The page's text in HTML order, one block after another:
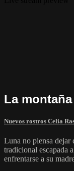
La montaña
Nuevos rostros Celia
Luna no piensa dejar
tradicional escapada
enfrentarse a su